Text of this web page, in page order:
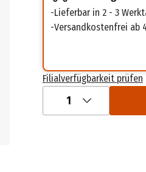
Lieferbar in 2 - 3
Versandkostenfrei ab
Filialverfügbarkeit prüfen
1